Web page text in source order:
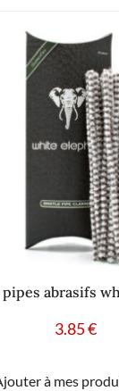
abrasifs
3.85€
à mes